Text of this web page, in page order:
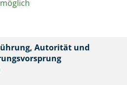
Autorität und